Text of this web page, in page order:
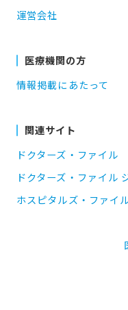
運営会社
医療機関の方
情報掲載にあたって
関連サイト
ドクターズ・ファイル
ドクターズ・ファイル
ホスピタルズ・ファイ